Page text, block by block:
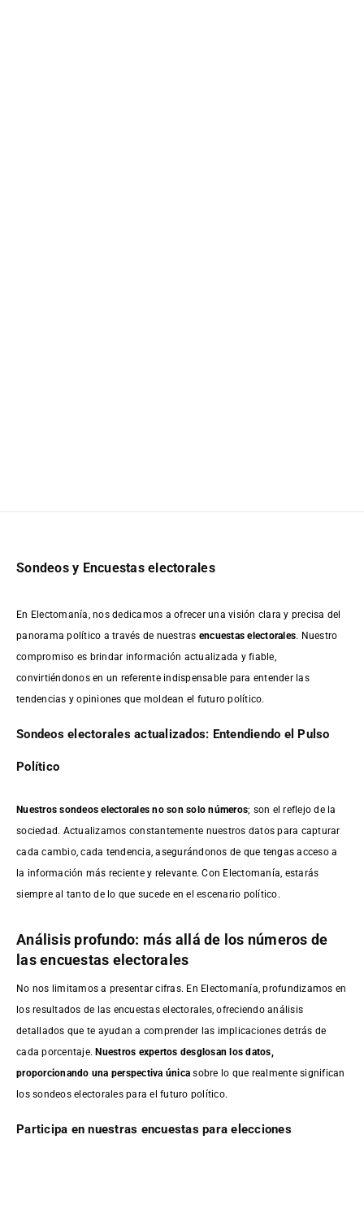
Sondeos y Encuestas electorales
En Electomanía, nos dedicamos a ofrecer una visión clara y precisa del
panorama político a través de nuestras encuestas electorales. Nuestro
compromiso es brindar información actualizada y fiable,
convirtiéndonos en un referente indispensable para entender las
tendencias y opiniones que moldean el futuro político.
Sondeos electorales actualizados: Entendiendo el Pulso
Político
Nuestros sondeos electorales no son solo números; son el reflejo de la
sociedad. Actualizamos constantemente nuestros datos para capturar
cada cambio, cada tendencia, asegurándonos de que tengas acceso a
la información más reciente y relevante. Con Electomanía, estarás
siempre al tanto de lo que sucede en el escenario político.
Análisis profundo: más allá de los números de
las encuestas electorales
No nos limitamos a presentar cifras. En Electomanía, profundizamos en
los resultados de las encuestas electorales, ofreciendo análisis
detallados que te ayudan a comprender las implicaciones detrás de
cada porcentaje.Nuestros expertos desglosan los datos,
proporcionando una perspectiva única sobre lo que realmente significan
los sondeos electorales para el futuro político.
Participa en nuestras encuestas para elecciones